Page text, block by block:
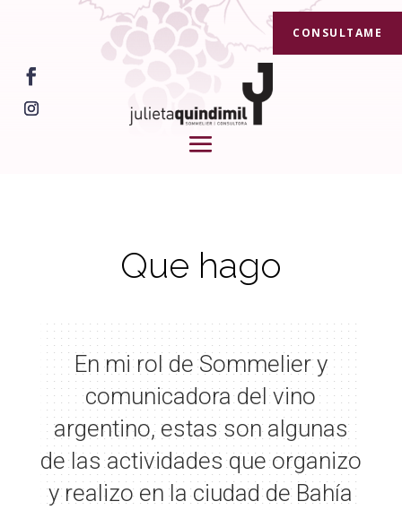
CONSULTAME
Que hago
En mi rol de Sommelier y
comunicadora del vino
argentino, estas son algunas
de las actividades que organizo
y realizo en la ciudad de Bahía